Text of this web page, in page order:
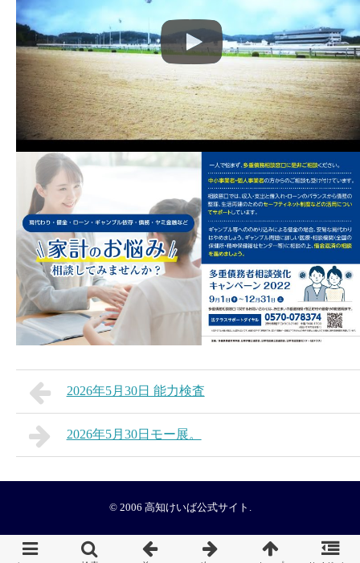
2026年5月30日 能力検査
2026年5月30日モー展。
© 2006 高知けいば公式サイト .